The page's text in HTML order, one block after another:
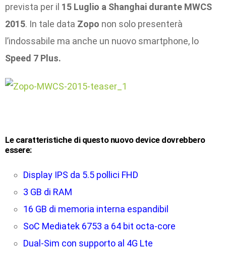
prevista per il 15 Luglio a Shanghai durante MWCS
2015. In tale data Zopo non solo presenterà
l’indossabile ma anche un nuovo smartphone, lo
Speed 7 Plus.
Le caratteristiche di questo nuovo device dovrebbero
essere:
Display IPS da 5.5 pollici FHD
3 GB di RAM
16 GB di memoria interna espandibil
SoC Mediatek 6753 a 64 bit octa-core
Dual-Sim con supporto al 4G Lte